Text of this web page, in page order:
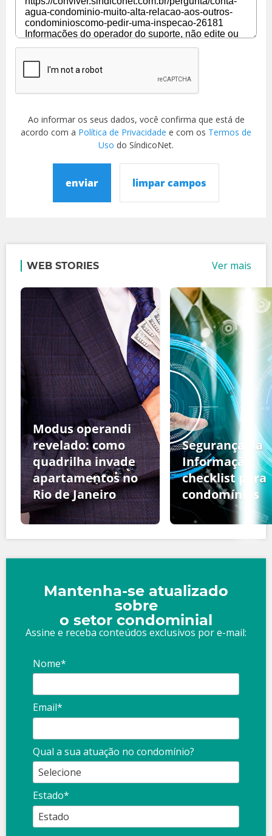
Ao informar os seus dados, você confirma que está de
acordo com a Política de Privacidade e com os Termos de
Uso do SíndicoNet.
enviar limpar campos
WEB STORIES Ver mais
Modus operandi
revelado: como
quadrilha invade
apartamentos no
Rio de Janeiro
Segurança da
Informação:
checklist para
condomínios
Mantenha-se atualizado
sobre
o setor condominial
Assine e receba conteúdos exclusivos por e-mail:
Nome*
Email*
Qual a sua atuação no condomínio?
Estado*